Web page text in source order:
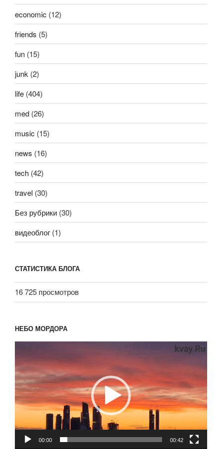
economic (12)
friends (5)
fun (15)
junk (2)
life (404)
med (26)
music (15)
news (16)
tech (42)
travel (30)
Без рубрики (30)
видеоблог (1)
СТАТИСТИКА БЛОГА
16 725 просмотров
НЕБО МОРДОРА
00:00 00:42